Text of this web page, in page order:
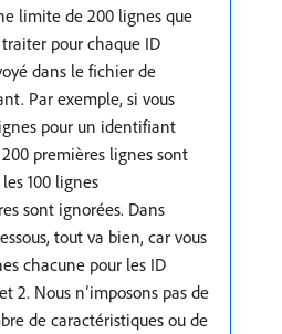
limite de 200 lignes que
pour chaque ID
dans le fichier de
Par exemple, si vous
pour un identifiant
premières lignes sont
100 lignes
sont ignorées. Dans
tout va bien, car vous
chacune pour les ID
2. Nous n’imposons pas de
de caractéristiques ou de